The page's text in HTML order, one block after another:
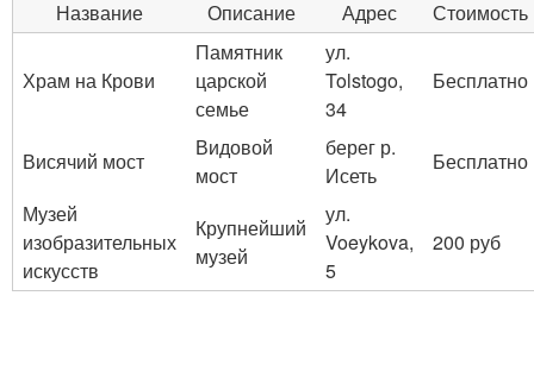
Название Описание Адрес Стоимость
Храм на Крови
Памятник
царской
семье
ул.
Tolstogo,
34
Бесплатно
Висячий мост
Видовой
мост
берег р.
Исеть
Бесплатно
Музей
изобразительных
искусств
Крупнейший
музей
ул.
Voeykova,
5
200 руб